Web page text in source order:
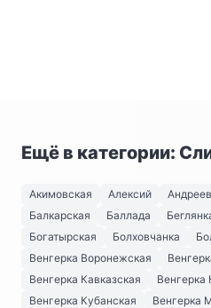
Ещё в категории:
Акимовская Алексий
Балкарская
Баллада
Богатырская
Болховчанка
Венгерка Воронежская
Венгерка Кавказская
Венгерка
Венгерка Кубанская
Венгерка